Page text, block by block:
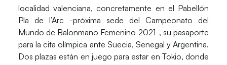
localidad valenciana, concretamente en el Pabellón
Pla de l’Arc -próxima sede del Campeonato del
Mundo de Balonmano Femenino 2021-, su pasaporte
para la cita olímpica ante Suecia, Senegal y Argentina.
Dos plazas están en juego para estar en Tokio, donde